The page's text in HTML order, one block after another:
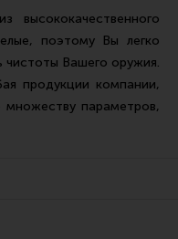
высококачественного
поэтому Вы легко
чистоты Вашего оружия.
продукции компании,
множеству параметров,